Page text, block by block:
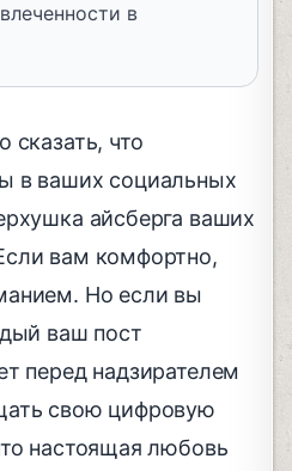
в
сказать, что
в ваших социальных
айсберга ваших
вам комфортно,
Но если вы
ваш пост
перед надзирателем
свою цифровую
настоящая любовь